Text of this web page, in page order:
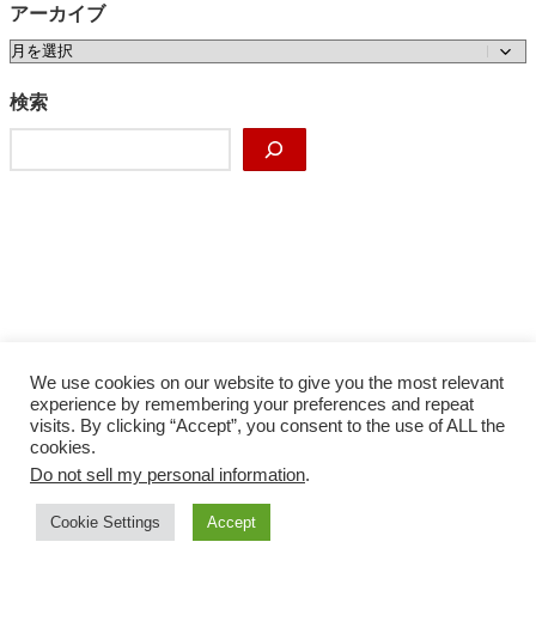
アーカイブ
ア
カ
イ
検索
We use cookies on our website to give you the most relevant
experience by remembering your preferences and repeat
visits. By clicking “Accept”, you consent to the use of ALL the
cookies.
Do not sell my personal information.
Cookie Settings Accept